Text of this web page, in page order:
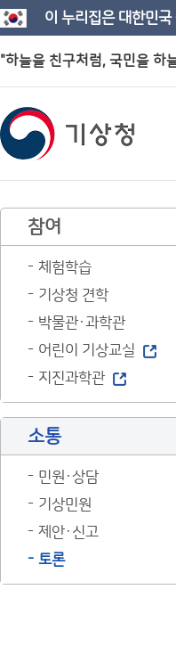
이 누리집은 대한민
"하늘을 친구처럼, 국민을 하
참여
체험학습
기상청 견학
박물관·과학관
어린이 기상교실
지진과학관
소통
민원·상담
기상민원
제안·신고
토론